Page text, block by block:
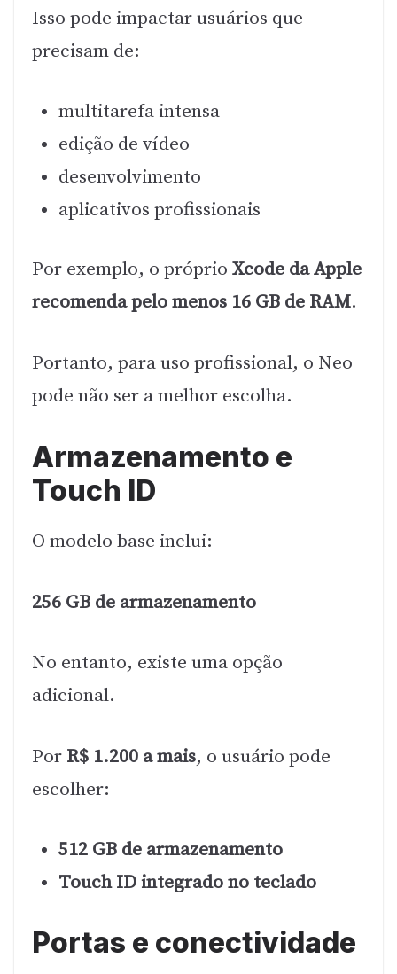
Isso pode impactar usuários que
precisam de:
multitarefa intensa
edição de vídeo
desenvolvimento
aplicativos profissionais
Por exemplo, o próprio Xcode da Apple
recomenda pelo menos 16 GB de RAM.
Portanto, para uso profissional, o Neo
pode não ser a melhor escolha.
Armazenamento e
Touch ID
O modelo base inclui:
256 GB de armazenamento
No entanto, existe uma opção
adicional.
Por R$ 1.200 a mais, o usuário pode
escolher:
512 GB de armazenamento
Touch ID integrado no teclado
Portas e conectividade